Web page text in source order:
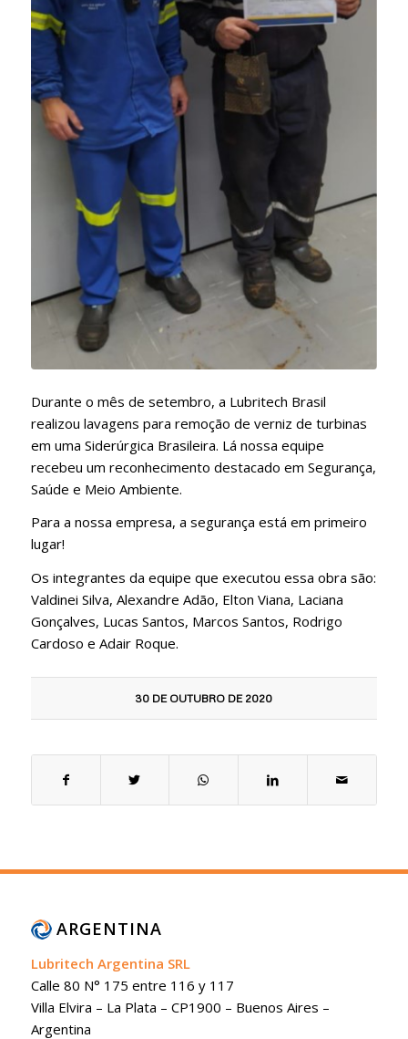
Durante o mês de setembro, a Lubritech Brasil
realizou lavagens para remoção de verniz de turbinas
em uma Siderúrgica Brasileira. Lá nossa equipe
recebeu um reconhecimento destacado em Segurança,
Saúde e Meio Ambiente.
Para a nossa empresa, a segurança está em primeiro
lugar!
Os integrantes da equipe que executou essa obra são:
Valdinei Silva, Alexandre Adão, Elton Viana, Laciana
Gonçalves, Lucas Santos, Marcos Santos, Rodrigo
Cardoso e Adair Roque.
30 DE OUTUBRO DE 2020
ARGENTINA
Lubritech Argentina SRL
Calle 80 N° 175 entre 116 y 117
Villa Elvira – La Plata – CP1900 – Buenos Aires –
Argentina